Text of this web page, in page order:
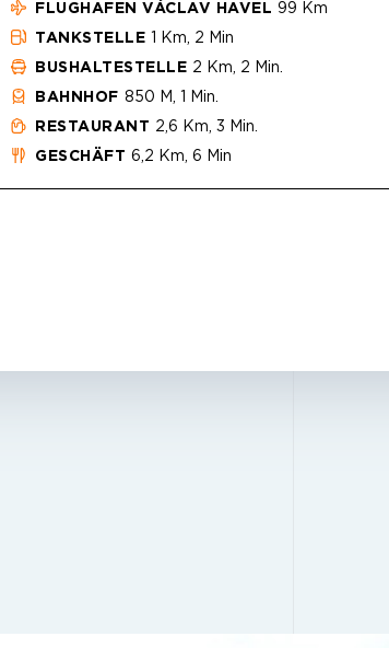
FLUGHAFEN VÁCLAV HAVEL 99 Km
TANKSTELLE
1 Km, 2 Min
BUSHALTESTELLE 2 Km, 2 Min.
BAHNHOF 850 M, 1 Min.
RESTAURANT 2,6 Km, 3 Min.
GESCHÄFT 6,2 Km, 6 Min